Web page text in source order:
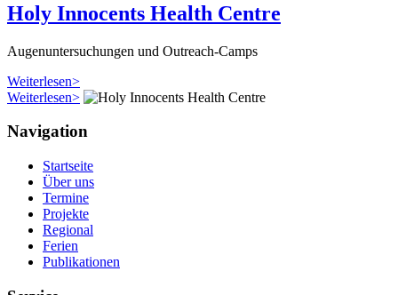
Holy Innocents Health Centre
Augenuntersuchungen und Outreach-Camps
Weiterlesen>
Weiterlesen>
Navigation
Startseite
Über uns
Termine
Projekte
Regional
Ferien
Publikationen